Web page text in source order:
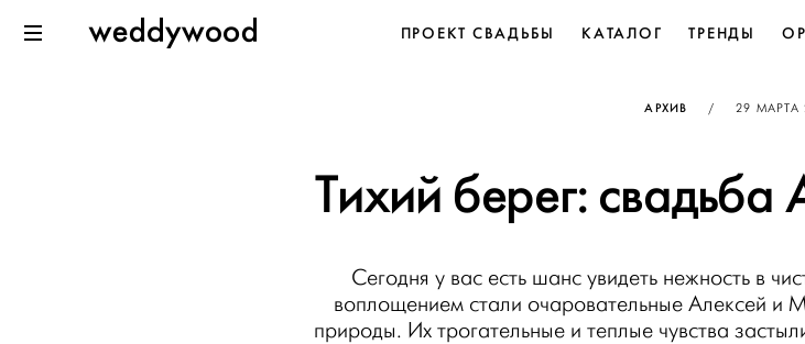
к содержанию
WeddywoodПРОЕКТ СВАДЬБЫ КАТАЛОГ ТРЕНДЫ
АРХИВ / 29 МАРТА
Тихий берег:
Сегодня у вас есть шанс увидеть нежность в
воплощением стали очаровательные Алексей
природы. Их трогательные и теплые чувства